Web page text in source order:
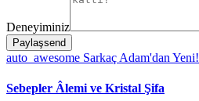
Deneyiminiz
Paylaşsend
auto_awesome Sarkaç Adam'dan Yeni!
Sebepler Âlemi ve Kristal Şifa